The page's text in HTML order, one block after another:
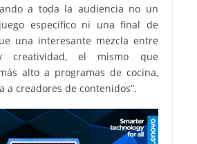
a toda la audiencia no un
específico ni una final de
una interesante mezcla entre
creatividad, el mismo que
alto a programas de cocina,
a creadores de contenidos”.